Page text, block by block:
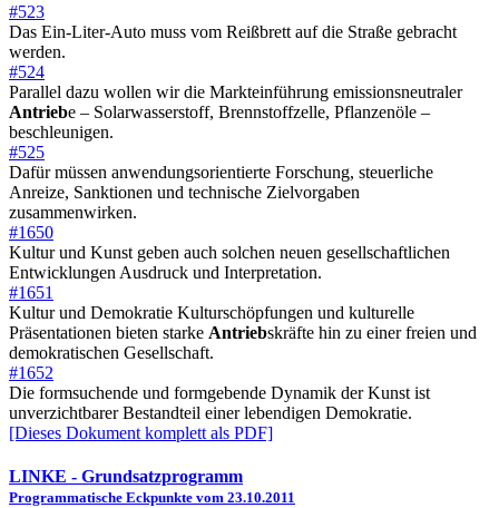
#523
Das Ein-Liter-Auto muss vom Reißbrett auf die Straße gebracht
werden.
#524
Parallel dazu wollen wir die Markteinführung emissionsneutraler
Antriebe – Solarwasserstoff, Brennstoffzelle, Pflanzenöle –
beschleunigen.
#525
Dafür müssen anwendungsorientierte Forschung, steuerliche
Anreize, Sanktionen und technische Zielvorgaben
zusammenwirken.
#1650
Kultur und Kunst geben auch solchen neuen gesellschaftlichen
Entwicklungen Ausdruck und Interpretation.
#1651
Kultur und Demokratie Kulturschöpfungen und kulturelle
Präsentationen bieten starke Antriebskräfte hin zu einer freien und
demokratischen Gesellschaft.
#1652
Die formsuchende und formgebende Dynamik der Kunst ist
unverzichtbarer Bestandteil einer lebendigen Demokratie.
[Dieses Dokument komplett als PDF]
LINKE - Grundsatzprogramm
Programmatische Eckpunkte vom 23.10.2011